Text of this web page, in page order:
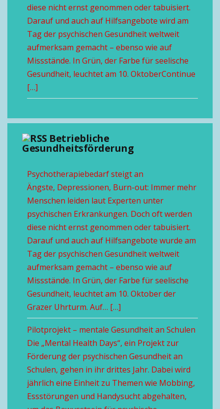
diese nicht ernst genommen oder tabuisiert.
Darauf und auch auf Hilfsangebote wird am
Tag der psychischen Gesundheit weltweit
aufmerksam gemacht – ebenso wie auf
Missstände. In Grün, der Farbe für seelische
Gesundheit, leuchtet am 10. OktoberContinue
[…]
Betriebliche
Gesundheitsförderung
Psychotherapiebedarf steigt an
Ängste, Depressionen, Burn-out: Immer mehr
Menschen leiden laut Experten unter
psychischen Erkrankungen. Doch oft werden
diese nicht ernst genommen oder tabuisiert.
Darauf und auch auf Hilfsangebote wurde am
Tag der psychischen Gesundheit weltweit
aufmerksam gemacht – ebenso wie auf
Missstände. In Grün, der Farbe für seelische
Gesundheit, leuchtet am 10. Oktober der
Grazer Uhrturm. Auf… […]
Pilotprojekt – mentale Gesundheit an Schulen
Die „Mental Health Days“, ein Projekt zur
Förderung der psychischen Gesundheit an
Schulen, gehen in ihr drittes Jahr. Dabei wird
jährlich eine Einheit zu Themen wie Mobbing,
Essstörungen und Handysucht abgehalten,